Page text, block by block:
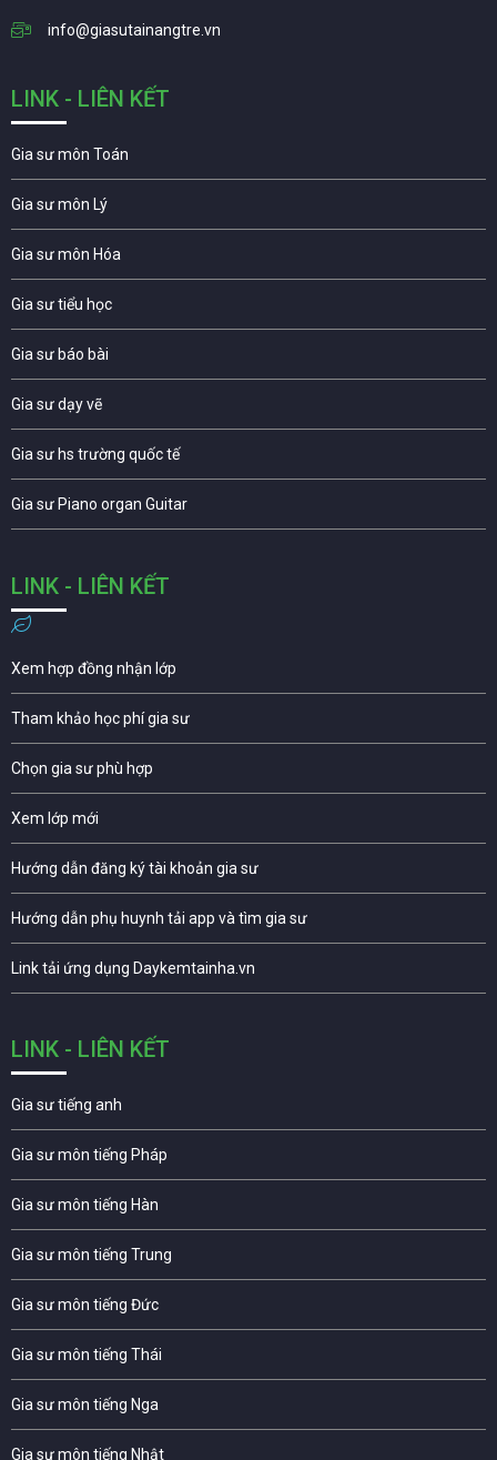
info@giasutainangtre.vn
LINK - LIÊN KẾT
Gia sư môn Toán
Gia sư môn Lý
Gia sư môn Hóa
Gia sư tiểu học
Gia sư báo bài
Gia sư dạy vẽ
Gia sư hs trường quốc tế
Gia sư Piano organ Guitar
LINK - LIÊN KẾT
Xem hợp đồng nhận lớp
Tham khảo học phí gia sư
Chọn gia sư phù hợp
Xem lớp mới
Hướng dẫn đăng ký tài khoản gia sư
Hướng dẫn phụ huynh tải app và tìm gia sư
Link tải ứng dụng Daykemtainha.vn
LINK - LIÊN KẾT
Gia sư tiếng anh
Gia sư môn tiếng Pháp
Gia sư môn tiếng Hàn
Gia sư môn tiếng Trung
Gia sư môn tiếng Đức
Gia sư môn tiếng Thái
Gia sư môn tiếng Nga
Gia sư môn tiếng Nhật